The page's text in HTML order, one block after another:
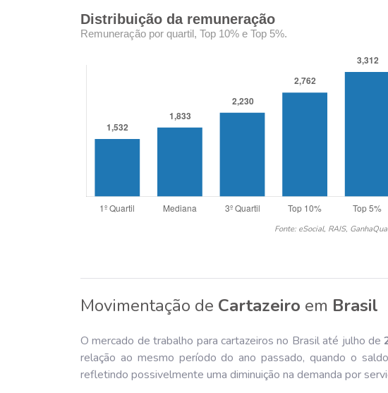
Distribuição da remuneração
Remuneração por quartil, Top 10% e Top 5%.
Fonte: eSocial, RAIS,
Movimentação de Cartazeiro em Brasil
O mercado de trabalho para cartazeiros no Brasil até julho de
relação ao mesmo período do ano passado, quando o
refletindo possivelmente uma diminuição na demanda por